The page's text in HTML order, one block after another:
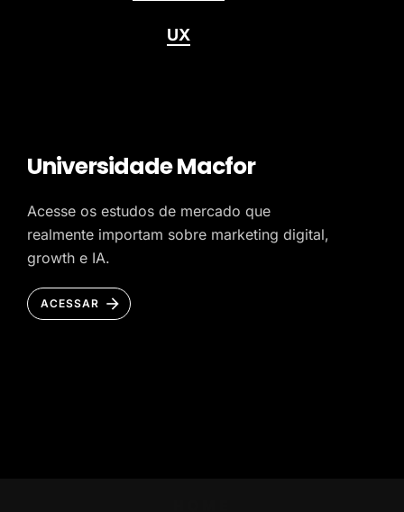
UX
Universidade Macfor
Acesse os estudos de mercado que
realmente importam sobre marketing digital,
growth e IA.
ACESSAR